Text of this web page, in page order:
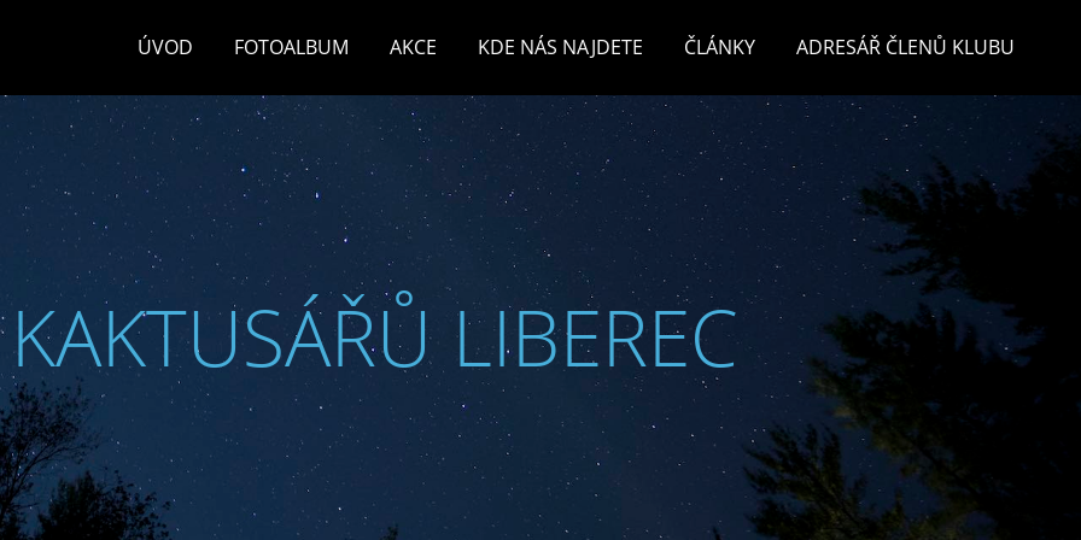
ÚVOD FOTOALBUM AKCE KDE NÁS NAJDETE ČLÁNKY ADRESÁŘ ČLENŮ KLUBU
LIBEREC